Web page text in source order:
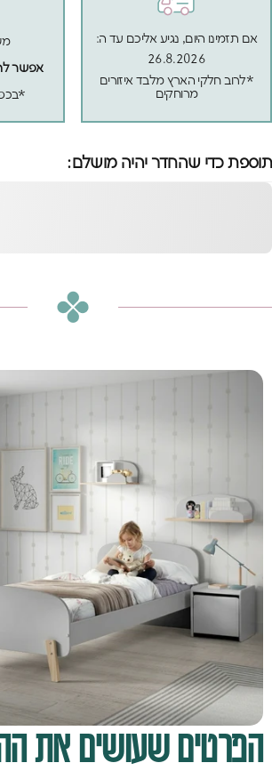
אם תזמינו היום, נגיע אליכם עד ה:
26.8.2026
*לרוב חלקי הארץ מלבד איזורים
מרוחקים
אפשר
תוספת כדי שהחדר יהיה מושלם:
₪200
הפרטים שעושים את